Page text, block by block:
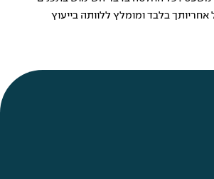
בלבד ומומלץ ללוותה בייעוץ